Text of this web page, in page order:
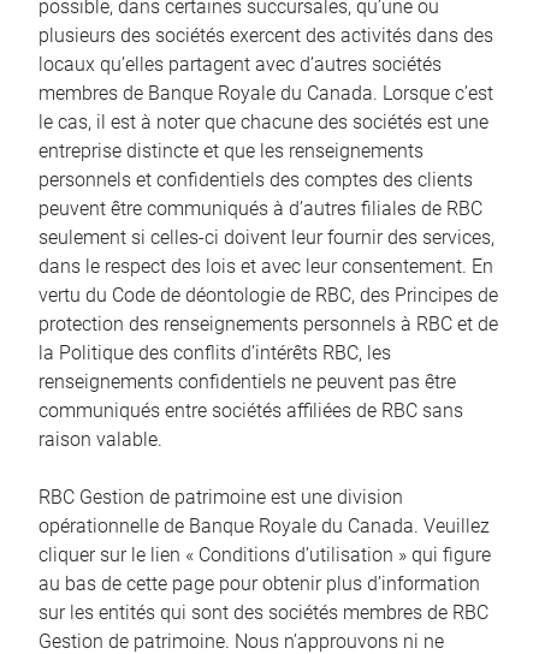
possible, dans certaines succursales, qu’une ou
plusieurs des sociétés exercent des activités dans des
locaux qu’elles partagent avec d’autres sociétés
membres de Banque Royale du Canada. Lorsque c’est
le cas, il est à noter que chacune des sociétés est une
entreprise distincte et que les renseignements
personnels et confidentiels des comptes des clients
peuvent être communiqués à d’autres filiales de RBC
seulement si celles-ci doivent leur fournir des services,
dans le respect des lois et avec leur consentement. En
vertu du Code de déontologie de RBC, des Principes de
protection des renseignements personnels à RBC et de
la Politique des conflits d’intérêts RBC, les
renseignements confidentiels ne peuvent pas être
communiqués entre sociétés affiliées de RBC sans
raison valable.
RBC Gestion de patrimoine est une division
opérationnelle de Banque Royale du Canada. Veuillez
cliquer sur le lien « Conditions d’utilisation » qui figure
au bas de cette page pour obtenir plus d’information
sur les entités qui sont des sociétés membres de RBC
Gestion de patrimoine. Nous n’approuvons ni ne